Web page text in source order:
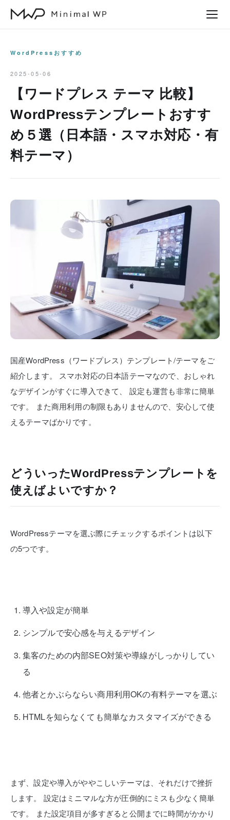
WordPressおすすめ
2025-05-06
【ワードプレス テーマ 比較】
WordPressテンプレートおすす
め５選（日本語・スマホ対応・有
料テーマ）
国産WordPress（ワードプレス）テンプレート/テーマをご
紹介します。
スマホ対応の日本語テーマなので、おしゃれ
なデザインがすぐに導入できて、
設定も運営も非常に簡単
です。
また商用利用の制限もありませんので、安心して使
えるテーマばかりです。
どういったWordPressテンプレートを
使えばよいですか？
WordPressテーマを選ぶ際にチェックするポイントは以下
の5つです。
導入や設定が簡単
シンプルで安心感を与えるデザイン
集客のための内部SEO対策や導線がしっかりしてい
る
他者とかぶらならい商用利用OKの有料テーマを選ぶ
HTMLを知らなくても簡単なカスタマイズができる
まず、設定や導入がややこしいテーマは、それだけで挫折
します。
設定はミニマルな方が圧倒的にミスも少なく簡単
です。
また設定項目が多すぎると公開までに時間がかかり